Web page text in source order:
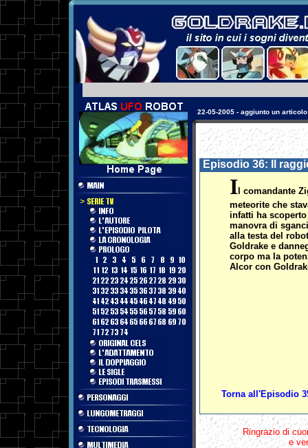
17-08-2003 - aggiunta una
Episodio 36: Il
I l comandante
meteorite che
infatti ha
manovra di
alla testa del
Goldrake e
corpo ma la
Alcor con
Torna all'Episodio
Ringrazio di
e